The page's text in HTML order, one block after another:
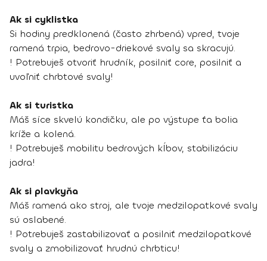
Ak si cyklistka
Si hodiny predklonená (často zhrbená) vpred, tvoje
ramená trpia, bedrovo-driekové svaly sa skracujú.
! Potrebuješ otvoriť hrudník, posilniť core, posilniť a
uvoľniť chrbtové svaly!
Ak si turistka
Máš síce skvelú kondičku, ale po výstupe ťa bolia
kríže a kolená.
! Potrebuješ mobilitu bedrových kĺbov, stabilizáciu
jadra!
Ak si plavkyňa
Máš ramená ako stroj, ale tvoje medzilopatkové svaly
sú oslabené.
! Potrebuješ zastabilizovať a posilniť medzilopatkové
svaly a zmobilizovať hrudnú chrbticu!